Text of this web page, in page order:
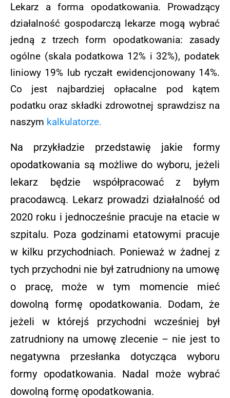
Lekarz a forma opodatkowania. Prowadzący
działalność gospodarczą lekarze mogą wybrać
jedną z trzech form opodatkowania: zasady
ogólne (skala podatkowa 12% i 32%), podatek
liniowy 19% lub ryczałt ewidencjonowany 14%.
Co jest najbardziej opłacalne pod kątem
podatku oraz składki zdrowotnej sprawdzisz na
naszym kalkulatorze.
Na przykładzie przedstawię jakie formy
opodatkowania są możliwe do wyboru, jeżeli
lekarz będzie współpracować z byłym
pracodawcą. Lekarz prowadzi działalność od
2020 roku i jednocześnie pracuje na etacie w
szpitalu. Poza godzinami etatowymi pracuje
w kilku przychodniach. Ponieważ w żadnej z
tych przychodni nie był zatrudniony na umowę
o pracę, może w tym momencie mieć
dowolną formę opodatkowania. Dodam, że
jeżeli w którejś przychodni wcześniej był
zatrudniony na umowę zlecenie – nie jest to
negatywna przesłanka dotycząca wyboru
formy opodatkowania. Nadal może wybrać
dowolną formę opodatkowania.